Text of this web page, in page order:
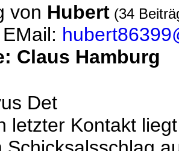
von Hubert (34
EMail:
Claus Hamburg
Det
letzter Kontakt